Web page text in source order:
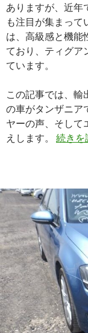
ありますが、近年
も注目が集まっ
は、高級感と機能
ており、ティグア
ています。
この記事では、輸
の車がタンザニア
ヤーの声、そして
えします。 続きを